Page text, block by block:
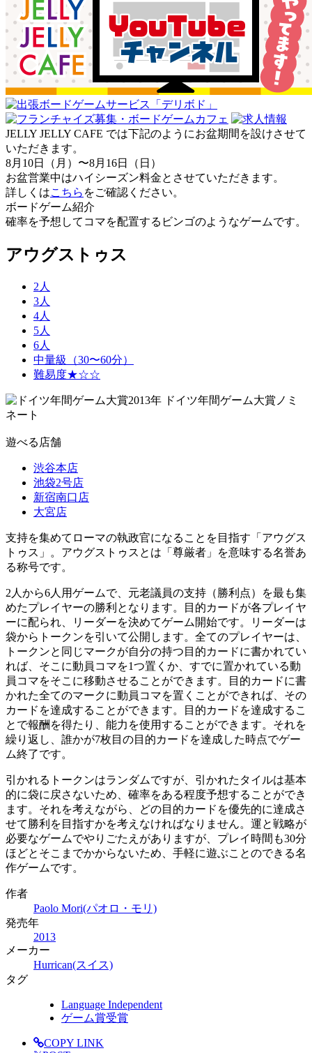
JELLY JELLY CAFE では下記のようにお盆期間を設けさせて
いただきます。
8月10日（月）〜8月16日（日）
お盆営業中はハイシーズン料金とさせていただきます。
詳しくはこちら をご確認ください。
ボードゲーム紹介
確率を予想してコマを配置するビンゴのようなゲームです。
アウグストゥス
2人
3人
4人
5人
6人
中量級（30〜60分）
難易度★☆☆
2013年 ドイツ年間ゲーム大賞ノミ
ネート
遊べる店舗
渋谷本店
池袋2号店
新宿南口店
大宮店
支持を集めてローマの執政官になることを目指す「アウグス
トゥス」。アウグストゥスとは「尊厳者」を意味する名誉あ
る称号です。
2人から6人用ゲームで、元老議員の支持（勝利点）を最も集
めたプレイヤーの勝利となります。目的カードが各プレイヤ
ーに配られ、リーダーを決めてゲーム開始です。リーダーは
袋からトークンを引いて公開します。全てのプレイヤーは、
トークンと同じマークが自分の持つ目的カードに書かれてい
れば、そこに動員コマを1つ置くか、すでに置かれている動
員コマをそこに移動させることができます。目的カードに書
かれた全てのマークに動員コマを置くことができれば、その
カードを達成することができます。目的カードを達成するこ
とで報酬を得たり、能力を使用することができます。それを
繰り返し、誰かが7枚目の目的カードを達成した時点でゲー
ム終了です。
引かれるトークンはランダムですが、引かれたタイルは基本
的に袋に戻さないため、確率をある程度予想することができ
ます。それを考えながら、どの目的カードを優先的に達成さ
せて勝利を目指すかを考えなければなりません。運と戦略が
必要なゲームでやりごたえがありますが、プレイ時間も30分
ほどとそこまでかからないため、手軽に遊ぶことのできる名
作ゲームです。
作者
Paolo Mori(パオロ・モリ)
発売年
2013
メーカー
Hurrican(スイス)
タグ
Language Independent
ゲーム賞受賞
COPY LINK